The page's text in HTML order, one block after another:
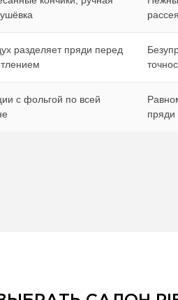
разделяет пряди перед
с фольгой по всей
пряди